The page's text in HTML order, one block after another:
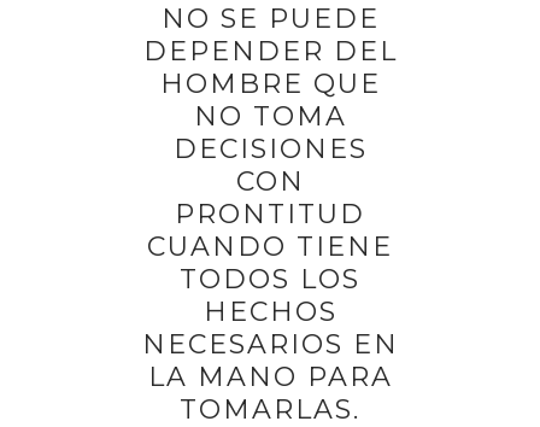
NO SE PUEDE
DEPENDER DEL
HOMBRE QUE
NO TOMA
DECISIONES
CON
PRONTITUD
CUANDO TIENE
TODOS LOS
HECHOS
NECESARIOS EN
LA MANO PARA
TOMARLAS.